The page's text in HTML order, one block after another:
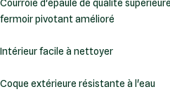
Courroie d'épaule de qualité
fermoir pivotant amélioré
Intérieur facile à nettoyer
Coque extérieure résistante à l'eau